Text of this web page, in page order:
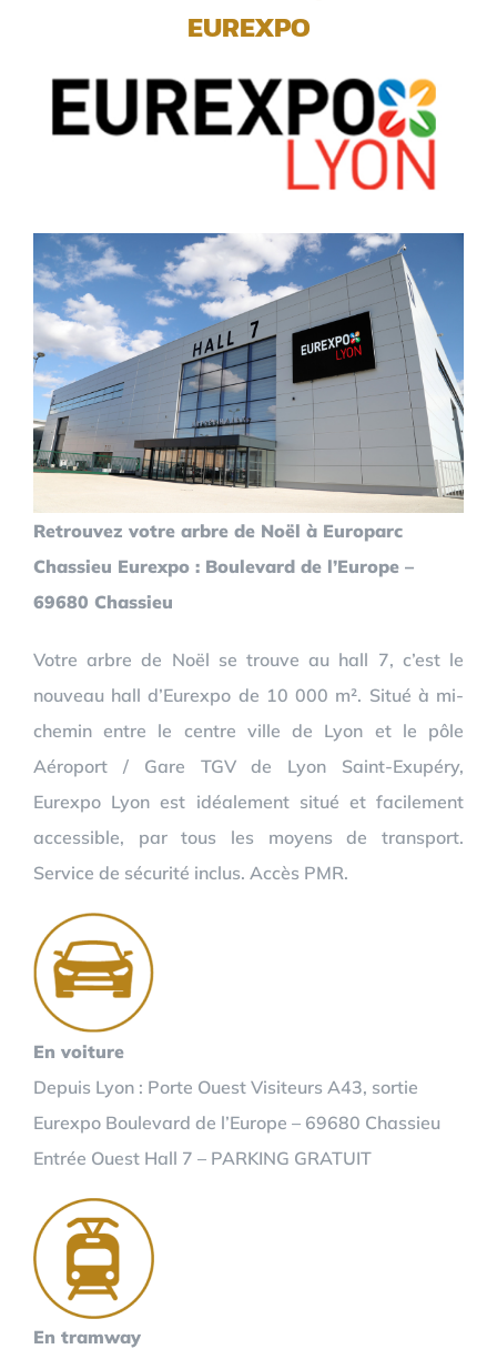
EUREXPO
Retrouvez votre arbre de Noël à Europarc
Chassieu Eurexpo : Boulevard de l’Europe –
69680 Chassieu
Votre arbre de Noël se trouve au hall 7, c’est le
nouveau hall d’Eurexpo de 10 000 m². Situé à mi-
chemin entre le centre ville de Lyon et le pôle
Aéroport / Gare TGV de Lyon Saint-Exupéry,
Eurexpo Lyon est idéalement situé et facilement
accessible, par tous les moyens de transport.
Service de sécurité inclus. Accès PMR.
En voiture
Depuis Lyon : Porte Ouest Visiteurs A43, sortie
Eurexpo Boulevard de l’Europe – 69680 Chassieu
Entrée Ouest Hall 7 – PARKING GRATUIT
En tramway